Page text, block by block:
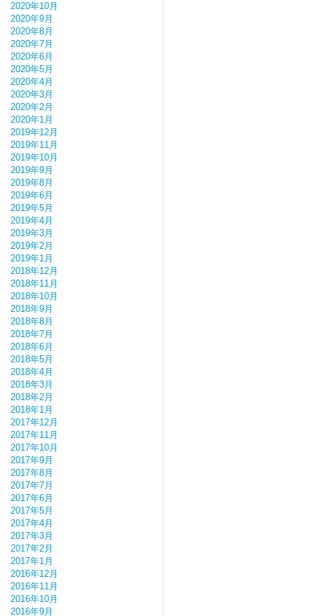
2020年10月
2020年9月
2020年8月
2020年7月
2020年6月
2020年5月
2020年4月
2020年3月
2020年2月
2020年1月
2019年12月
2019年11月
2019年10月
2019年9月
2019年8月
2019年6月
2019年5月
2019年4月
2019年3月
2019年2月
2019年1月
2018年12月
2018年11月
2018年10月
2018年9月
2018年8月
2018年7月
2018年6月
2018年5月
2018年4月
2018年3月
2018年2月
2018年1月
2017年12月
2017年11月
2017年10月
2017年9月
2017年8月
2017年7月
2017年6月
2017年5月
2017年4月
2017年3月
2017年2月
2017年1月
2016年12月
2016年11月
2016年10月
2016年9月